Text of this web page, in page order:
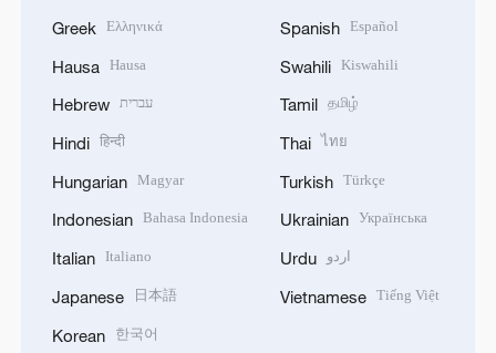
Greek Ελληνικά
Hausa Hausa
Hebrew עברית
Hindi हिन्दी
Hungarian Magyar
Indonesian Bahasa Indonesia
Italian Italiano
Japanese 日本語
Korean 한국어
Spanish Español
Swahili Kiswahili
Tamil தமிழ்
Thai ไทย
Turkish Türkçe
Ukrainian Українська
Urdu اردو
Vietnamese Tiếng Việt